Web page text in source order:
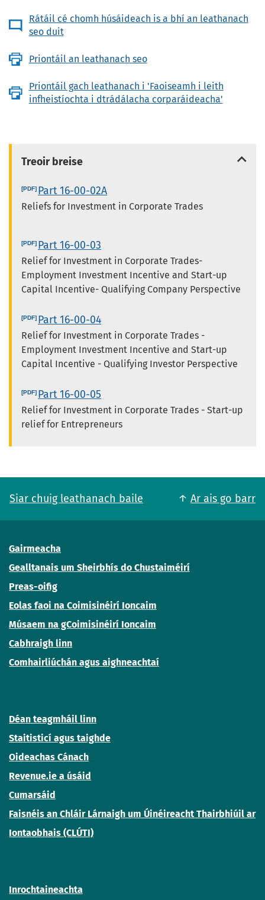
Rátáil cé chomh húsáideach is a bhí an leathanach
seo duit
Priontáil an leathanach seo
Priontáil gach leathanach i 'Faoiseamh i leith
infheistíochta i dtrádálacha corparáideacha'
Treoir breise
Part 16-00-02A
Reliefs for Investment in Corporate Trades
Part 16-00-03
Relief for Investment in Corporate Trades-
Employment Investment Incentive and Start-up
Capital Incentive- Qualifying Company Perspective
Part 16-00-04
Relief for Investment in Corporate Trades -
Employment Investment Incentive and Start-up
Capital Incentive - Qualifying Investor Perspective
Part 16-00-05
Relief for Investment in Corporate Trades - Start-up
relief for Entrepreneurs
Siar chuig leathanach baile Ar ais go barr
Gairmeacha
Gealltanais um Sheirbhís do Chustaiméirí
Preas-oifig
Eolas faoi na Coimisinéirí Ioncaim
Músaem na gCoimisinéirí Ioncaim
Cabhraigh linn
Comhairliúchán agus aighneachtaí
Déan teagmháil linn
Staitisticí agus taighde
Oideachas Cánach
Revenue.ie a úsáid
Cumarsáid
Faisnéis an Chláir Lárnaigh um Úinéireacht Thairbhiúil ar
Iontaobhais (CLÚTI)
Inrochtaineachta